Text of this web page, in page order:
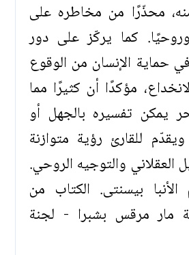
محذّرًا من مخاطره على
كما يركّز على دور
حماية الإنسان من الوقوع
مؤكدًا أن كثيرًا مما
يمكن تفسيره بالجهل أو
ويقدّم للقارئ رؤية متوازنة
العقلاني والتوجيه الروحي.
بيسنتى. الكتاب من
مار مرقس بشبرا - لجنة